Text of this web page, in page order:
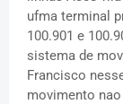
ufma terminal
100.901 e
sistema de
Francisco
movimento